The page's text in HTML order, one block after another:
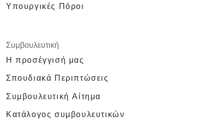
Υπουργικές Πόροι
Συμβουλευτική
Η προσέγγισή μας
Σπουδιακά Περιπτώσεις
Συμβουλευτική Αίτημα
Κατάλογος συμβουλευτικών